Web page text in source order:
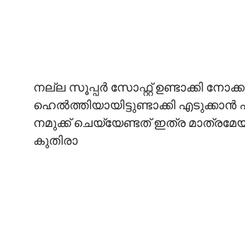
നല്ല സൂപ്പർ സോഫ്റ്റ് ഉണ്ടാക്കി
ഹെൽത്തിയായിട്ടുണ്ടാക്കി
നമുക്ക് ചെയ്യേണ്ടത് ഇത്ര
കുതിരാ